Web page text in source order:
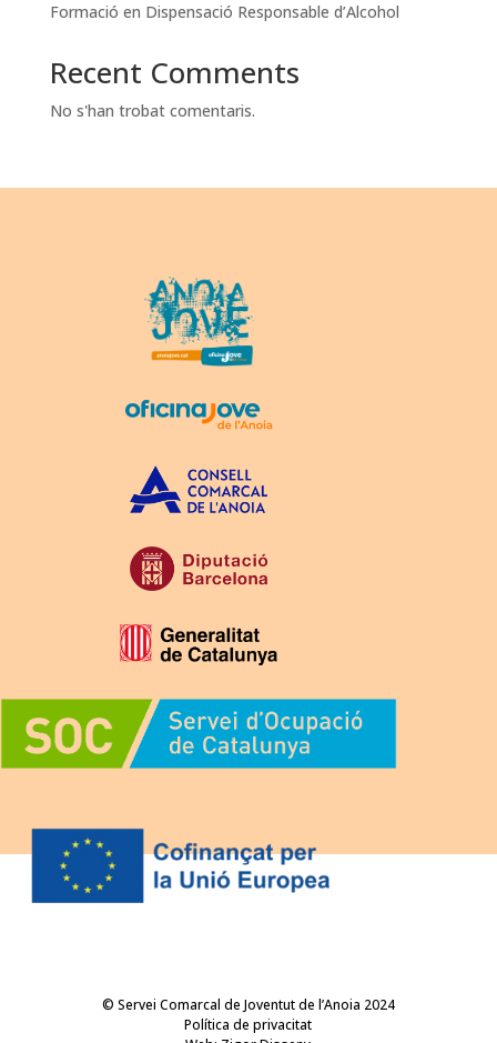
Formació en Dispensació Responsable d’Alcohol
Recent Comments
No s'han trobat comentaris.
© Servei Comarcal de Joventut de l’Anoia 2024
Política de privacitat